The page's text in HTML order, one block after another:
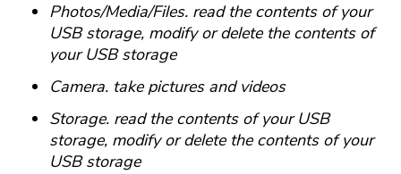
Photos/Media/Files. read the contents of your
USB storage, modify or delete the contents of
your USB storage
Camera. take pictures and videos
Storage. read the contents of your USB
storage, modify or delete the contents of your
USB storage